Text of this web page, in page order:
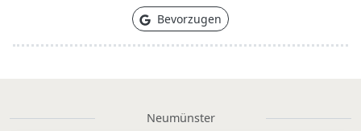
Bevorzugen
Neumünster